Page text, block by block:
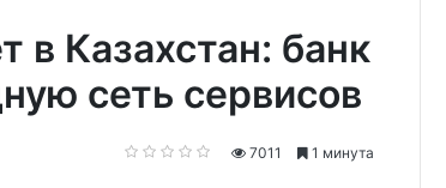
в Казахстан: банк
сеть сервисов
7011 1 минута